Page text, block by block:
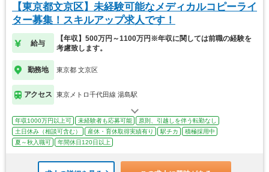
【東京都文京区】未経験可能なメディカルコピーライ
ター募集！スキルアップ求人です！
給与
【年収】500万円～1100万円※年収に関しては前職の経験を
考慮致します。
勤務地 東京都 文京区
アクセス 東京メトロ千代田線 湯島駅
年収1000万円以上可 未経験者も応募可能
原則、引越しを伴う転勤なし
土日休み（相談可含む）
産休・育休取得実績有り 駅チカ
積極採用中
夏～秋入職可
年間休日120日以上